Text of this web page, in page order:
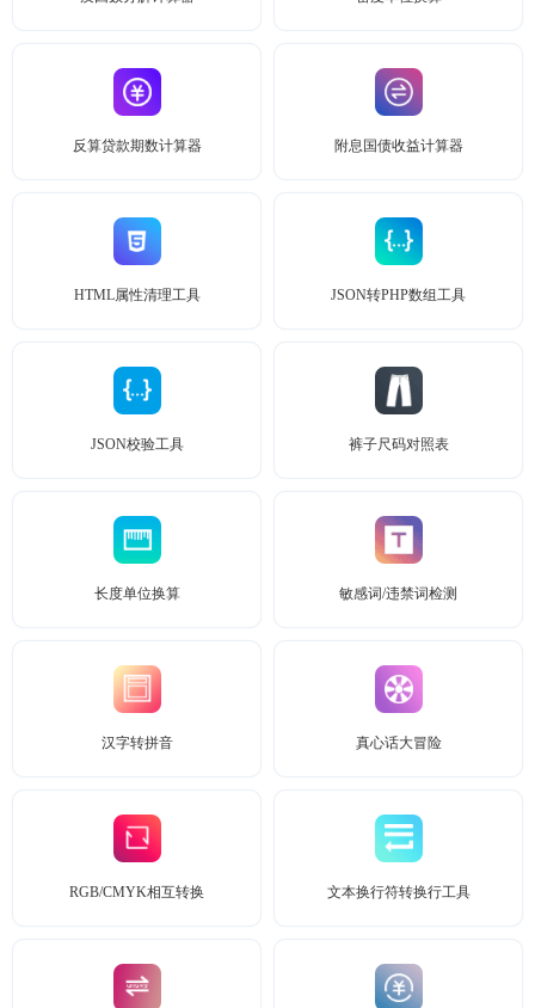
反算贷款期数计算器 附息国债收益计算器
HTML属性清理工具 JSON转PHP数组工具
JSON校验工具 裤子尺码对照表
长度单位换算 敏感词/违禁词检测
汉字转拼音 真心话大冒险
RGB/CMYK相互转换 文本换行符转换行工具